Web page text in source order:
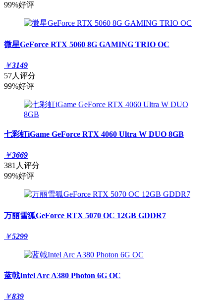
99%好评
微星GeForce RTX 5060 8G GAMING TRIO OC
￥3149
57人评分
99%好评
七彩虹iGame GeForce RTX 4060 Ultra W DUO 8GB
￥3669
381人评分
99%好评
万丽雪狐GeForce RTX 5070 OC 12GB GDDR7
￥5299
蓝戟Intel Arc A380 Photon 6G OC
￥839